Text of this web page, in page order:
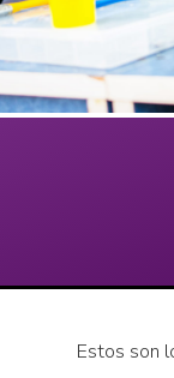
Estos son